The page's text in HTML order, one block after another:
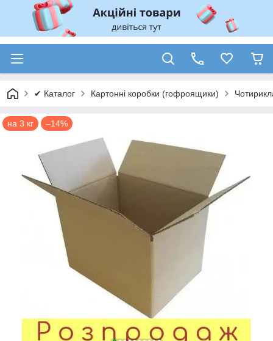
✔ Каталог Картонні коробки (гофроящики)
на 3 кг –14%